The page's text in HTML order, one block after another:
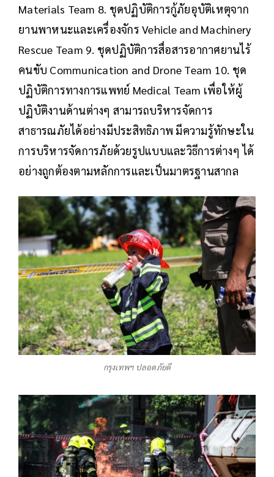
Materials Team 8. ชุดปฏิบัติการกู้ภัยอุบัติเหตุจาก
ยานพาหนะและเครื่องจักร Vehicle and Machinery
Rescue Team 9. ชุดปฏิบัติการสื่อสารอากาศยานไร้
คนขับ Communication and Drone Team 10. ชุด
ปฏิบัติการทางการแพทย์ Medical Team เพื่อให้ผู้
ปฏิบัติงานด้านต่างๆ สามารถบริหารจัดการ
สาธารณภัยได้อย่างมีประสิทธิภาพ มีความรู้ทักษะใน
การบริหารจัดการภัยด้วยรูปแบบและวิธีการต่างๆ ได้
อย่างถูกต้องตามหลักการและเป็นมาตรฐานสากล
กรุงเทพฯ ปลอดภัยดี